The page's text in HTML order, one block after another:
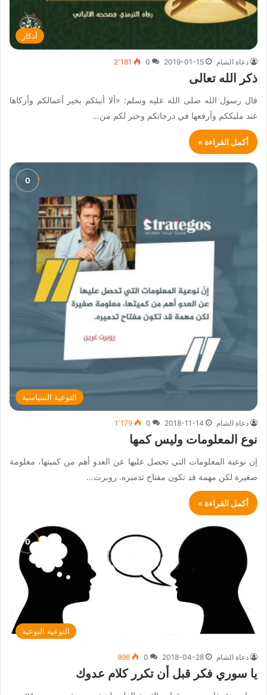
أذكار
دعاة الشام 2019-01-15
0 2٬181
ذكر الله تعالى
قال رسول الله صلى الله عليه وسلم: «ألا أنبئكم بخير أعمالكم وأزكاها
عند مليككم وأرفعها في درجاتكم وخير لكم من…
أكمل القراءة »
التوعية السياسية
دعاة الشام 2018-11-14
0 1٬179
نوع المعلومات وليس كمها
إن نوعية المعلومات التي تحصل عليها عن العدو أهم من كميتها، معلومة
صغيرة لكن مهمة قد تكون مفتاح تدميره. روبرت…
أكمل القراءة »
التوعية النوعية
دعاة الشام 2018-04-28
0
996
يا سوري فكر قبل أن تكرر كلام عدوك